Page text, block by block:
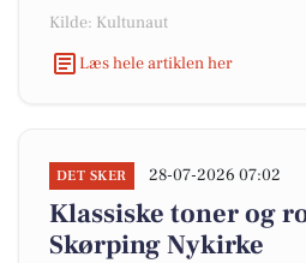
Kilde: Kultunaut
Læs hele artiklen her
DET SKER 28-07-2026 07:02
Klassiske toner og
Skørping Nykirke